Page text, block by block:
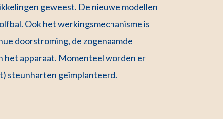
geweest. De nieuwe modellen
Ook het werkingsmechanisme is
doorstroming, de zogenaamde
het apparaat. Momenteel worden er
steunharten geïmplanteerd.